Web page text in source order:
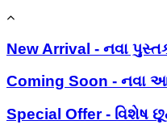
New Arrival - નવા
Coming Soon - નવા
Special Offer - વિશેષ